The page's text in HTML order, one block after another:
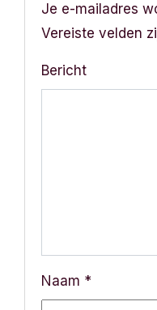
Je e-mailadres
Vereiste velden
Bericht
Naam *